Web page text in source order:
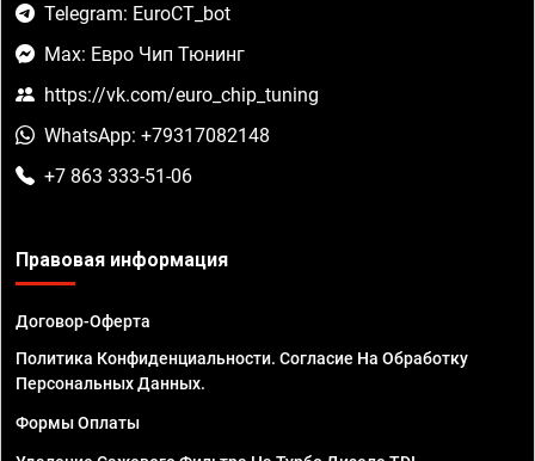
Telegram: EuroCT_bot
Max: Евро Чип Тюнинг
https://vk.com/euro_chip_tuning
WhatsApp: +79317082148
+7 863 333-51-06
Правовая информация
Договор-Оферта
Политика Конфиденциальности. Согласие На Обработку
Персональных Данных.
Формы Оплаты